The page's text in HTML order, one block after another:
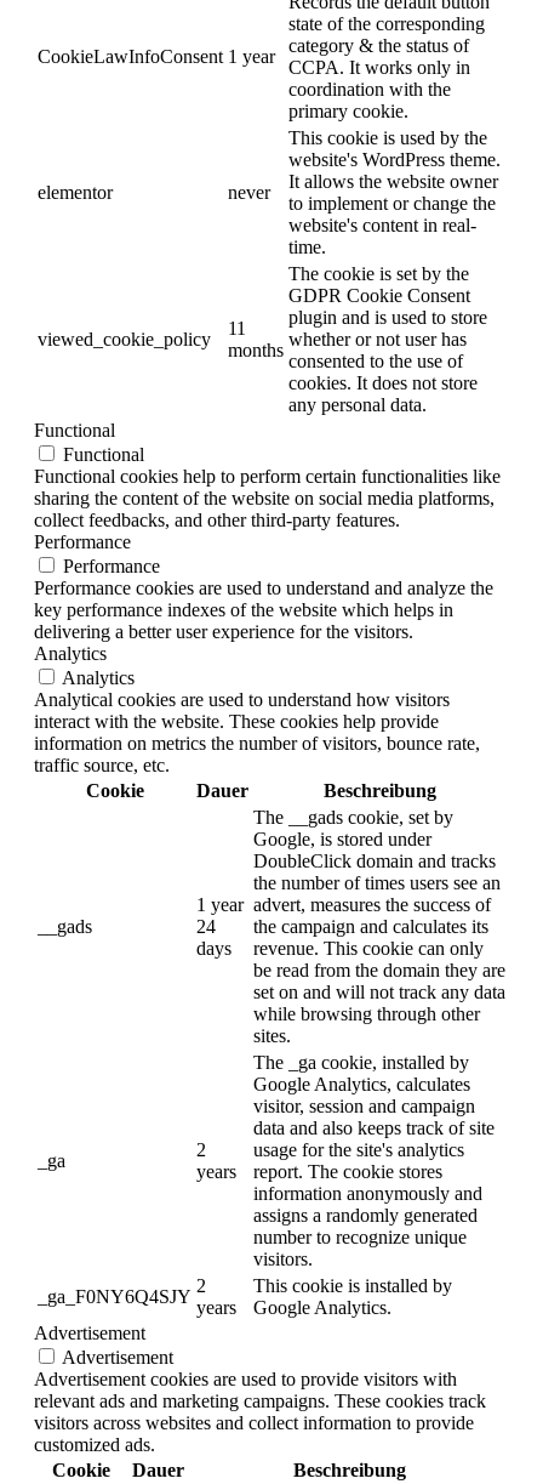
CookieLawInfoConsent 1 year
state of the corresponding
category & the status of
CCPA. It works only in
coordination with the
primary cookie.
elementor never
This cookie is used by the
website's WordPress theme.
It allows the website owner
to implement or change the
website's content in real-
time.
viewed_cookie_policy
11
months
The cookie is set by the
GDPR Cookie Consent
plugin and is used to store
whether or not user has
consented to the use of
cookies. It does not store
any personal data.
Functional
Functional
Functional cookies help to perform certain functionalities like
sharing the content of the website on social media platforms,
collect feedbacks, and other third-party features.
Performance
Performance
Performance cookies are used to understand and analyze the
key performance indexes of the website which helps in
delivering a better user experience for the visitors.
Analytics
Analytics
Analytical cookies are used to understand how visitors
interact with the website. These cookies help provide
information on metrics the number of visitors, bounce rate,
traffic source, etc.
Cookie
Dauer Beschreibung
__gads
1 year
24
days
The __gads cookie, set by
Google, is stored under
DoubleClick domain and tracks
the number of times users see an
advert, measures the success of
the campaign and calculates its
revenue. This cookie can only
be read from the domain they are
set on and will not track any data
while browsing through other
sites.
_ga
2
years
The _ga cookie, installed by
Google Analytics, calculates
visitor, session and campaign
data and also keeps track of site
usage for the site's analytics
report. The cookie stores
information anonymously and
assigns a randomly generated
number to recognize unique
visitors.
_ga_F0NY6Q4SJY
2
years
This cookie is installed by
Google Analytics.
Advertisement
Advertisement
Advertisement cookies are used to provide visitors with
relevant ads and marketing campaigns. These cookies track
visitors across websites and collect information to provide
customized ads.
Cookie
Dauer Beschreibung